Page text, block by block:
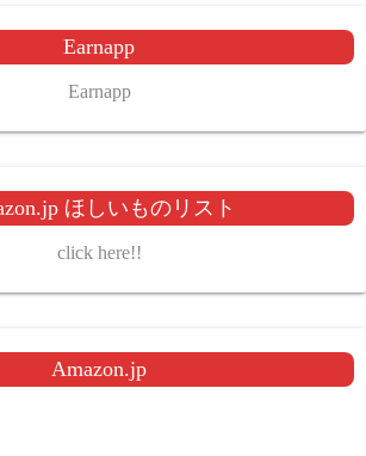
Earnapp
Earnapp
ほしいものリスト
click here!!
Amazon.jp